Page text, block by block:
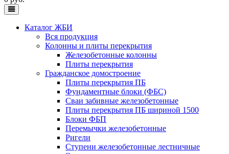
Каталог ЖБИ
Вся продукция
Колонны и плиты перекрытия
Железобетонные колонны
Плиты перекрытия
Гражданское домостроение
Плиты перекрытия ПБ
Фундаментные блоки (ФБС)
Сваи забивные железобетонные
Плиты перекрытия ПБ шириной 1500
Блоки ФБП
Перемычки железобетонные
Ригели
Ступени железобетонные лестничные